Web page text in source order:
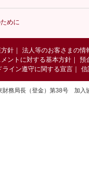
めに
針 ｜
法人等のお客さまの情
ントに対する基本方針 ｜
預
ライン遵守に関する宣言 ｜ 信
務局長（登金）第38号 加入